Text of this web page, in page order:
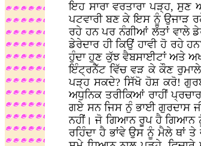
ਇਹ ਸਾਰਾ ਵਰਤਾਰਾ ਪੜ੍ਹ,
ਪਟਵਾਰੀ ਬਣ ਕੇ ਇਸ ਨੂੰ ਉਜਾੜ
ਰਹੇ ਹਨ ਪਰ ਨੰਗੀਆਂ ਲੱਤਾਂ ਵਾਲੇ
ਡੇਰੇਦਾਰ ਹੀ ਕਿਉਂ ਹਾਵੀ ਹੋ ਰਹੇ
ਹੁੰਦਾ ਹੁਣ ਕੁੱਝ ਵੈਬਸਾਈਟਾਂ ਅਤੇ
ਇੰਟ੍ਰਨੈੱਟ ਵਿੱਚ ਵੜ ਕੇ ਕੌਣ
ਪੜ੍ਹ ਸਕਦੇ? ਸਿੱਖੋ ਹੋਸ਼ ਕਰੋ!
ਅਧੁਨਿਕ ਤਰੀਕਿਆਂ ਰਾਹੀਂ
ਗਏ ਸਨ ਜਿਸ ਨੁੰ ਭਾਈ ਗੁਰਦਾਸ
ਨਹੀਂ। ਜੋ ਗਿਆਨ ਰੂਪ ਹੈ ਗਿਆਨ
ਰਹਿੰਦਾ ਹੈ ਭਾਂਵੇ ਉਸ ਨੂੰ ਮੈਲੇ ਥਾਂ